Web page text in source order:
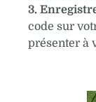
3.
code sur
présenter à